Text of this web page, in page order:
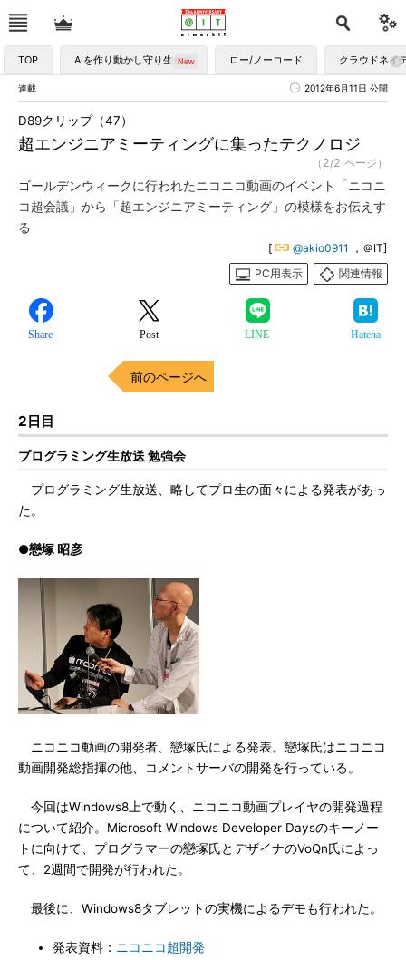
TOP AIを作り動かし守り生かす ロー/ノーコード クラウドネイ
連載 2012年6月11日 公開
超エンジニアミーティングに集ったテクノロジ
D89クリップ（47）
（2/2 ページ）
ゴールデンウィークに行われたニコニコ動画のイベント「ニコニ
コ超会議」から「超エンジニアミーティング」の模様をお伝えす
る
[ @akio0911
，＠IT]
PC用表示
関連情報
Share Post LINE Hatena
前のページへ
2日目
プログラミング生放送 勉強会
プログラミング生放送、略してプロ生の面々による発表があっ
た。
●戀塚 昭彦
ニコニコ動画の開発者、戀塚氏による発表。戀塚氏はニコニコ
動画開発総指揮の他、コメントサーバの開発を行っている。
今回はWindows8上で動く、ニコニコ動画プレイヤの開発過程
について紹介。Microsoft Windows Developer Daysのキーノー
トに向けて、プログラマーの戀塚氏とデザイナのVoQn氏によっ
て、2週間で開発が行われた。
最後に、Windows8タブレットの実機によるデモも行われた。
発表資料： ニコニコ超開発